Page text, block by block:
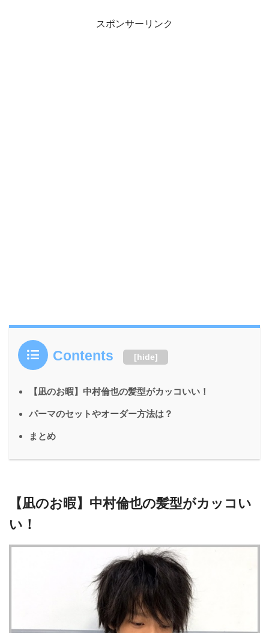
スポンサーリンク
Contents [hide]
【凪のお暇】中村倫也の髪型がカッコいい！
パーマのセットやオーダー方法は？
まとめ
【凪のお暇】中村倫也の髪型がカッコい
い！